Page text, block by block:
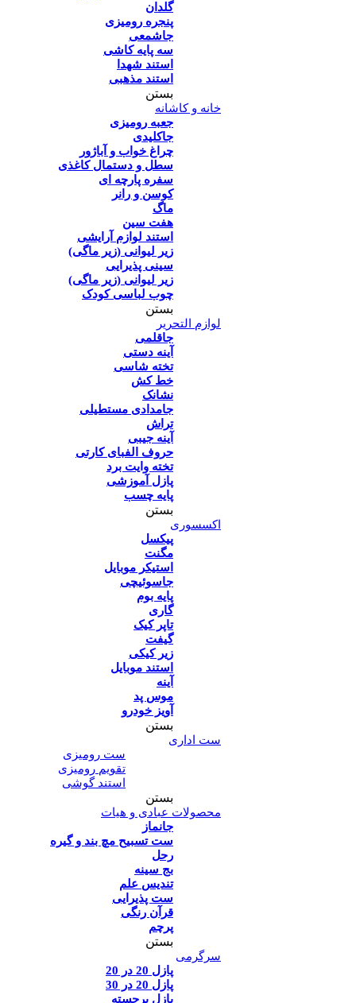
گلدان
پنجره رومیزی
جاشمعی
سه پایه کاشی
استند شهدا
استند مذهبی
بستن
خانه و کاشانه
جعبه رومیزی
جاکلیدی
چراغ خواب و آباژور
سطل و دستمال کاغذی
سفره پارچه ای
کوسن و رانر
ماگ
هفت سین
استند لوازم آرایشی
زیر لیوانی (زیر ماگی)
سینی پذیرایی
زیر لیوانی (زیر ماگی)
چوب لباسی کودک
بستن
لوازم التحریر
جاقلمی
آینه دستی
تخته شاسی
خط کش
نشانک
جامدادی مستطیلی
تراش
آینه جیبی
حروف الفبای کارتی
تخته وایت برد
پازل آموزشی
پایه چسب
بستن
اکسسوری
پیکسل
مگنت
استیکر موبایل
جاسوئیچی
پایه بوم
گاری
تاپر کیک
گیفت
زیر کیکی
استند موبایل
آینه
موس پد
آویز خودرو
بستن
ست اداری
ست رومیزی
تقویم رومیزی
استند گوشی
بستن
محصولات عبادی و هیات
جانماز
ست تسبیح مچ بند و گیره
رحل
بج سینه
تندیس علم
ست پذیرایی
قرآن رنگی
پرچم
بستن
سرگرمی
پازل 20 در 20
پازل 20 در 30
پازل برجسته